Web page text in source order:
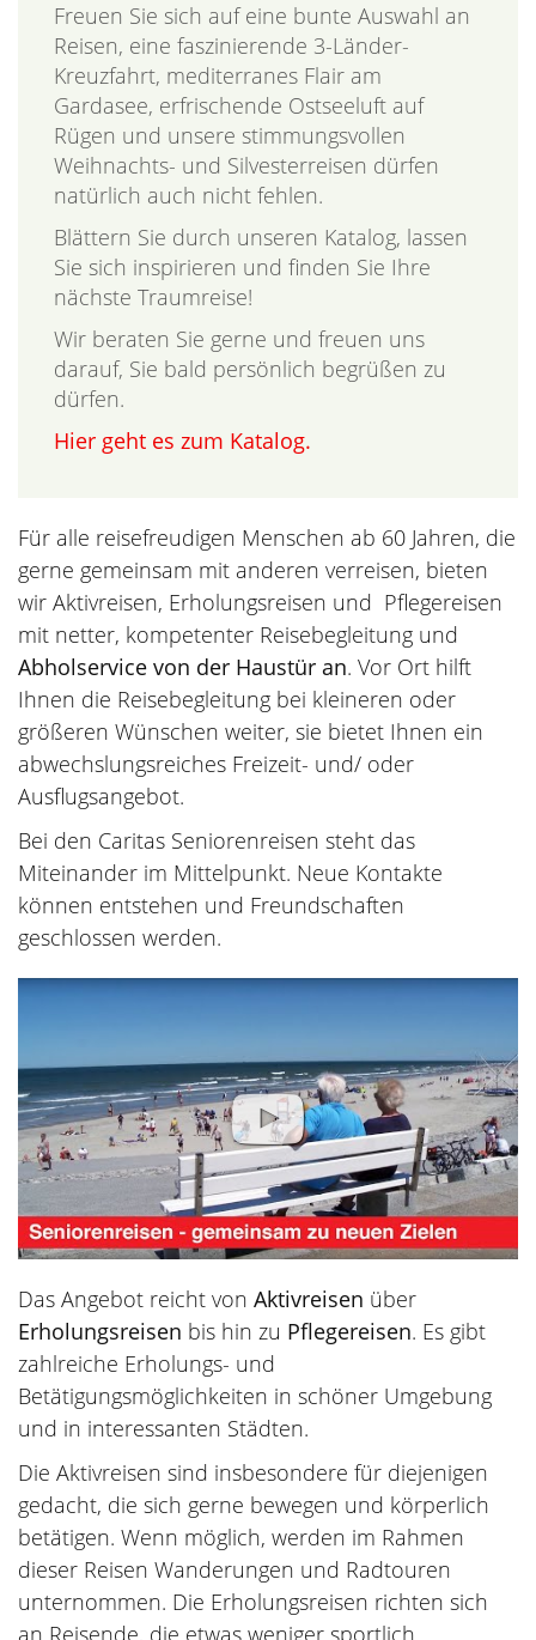
Freuen Sie sich auf eine bunte Auswahl an
Reisen, eine faszinierende 3-Länder-
Kreuzfahrt, mediterranes Flair am
Gardasee, erfrischende Ostseeluft auf
Rügen und unsere stimmungsvollen
Weihnachts- und Silvesterreisen dürfen
natürlich auch nicht fehlen.
Blättern Sie durch unseren Katalog, lassen
Sie sich inspirieren und finden Sie Ihre
nächste Traumreise!
Wir beraten Sie gerne und freuen uns
darauf, Sie bald persönlich begrüßen zu
dürfen.
Hier geht es zum Katalog.
Für alle reisefreudigen Menschen ab 60 Jahren, die
gerne gemeinsam mit anderen verreisen, bieten
wir Aktivreisen, Erholungsreisen und Pflegereisen
mit netter, kompetenter Reisebegleitung und
Abholservice von der Haustür an. Vor Ort hilft
Ihnen die Reisebegleitung bei kleineren oder
größeren Wünschen weiter, sie bietet Ihnen ein
abwechslungsreiches Freizeit- und/ oder
Ausflugsangebot.
Bei den Caritas Seniorenreisen steht das
Miteinander im Mittelpunkt. Neue Kontakte
können entstehen und Freundschaften
geschlossen werden.
Das Angebot reicht von Aktivreisen über
Erholungsreisen bis hin zu Pflegereisen. Es gibt
zahlreiche Erholungs- und
Betätigungsmöglichkeiten in schöner Umgebung
und in interessanten Städten.
Die Aktivreisen sind insbesondere für diejenigen
gedacht, die sich gerne bewegen und körperlich
betätigen. Wenn möglich, werden im Rahmen
dieser Reisen Wanderungen und Radtouren
unternommen. Die Erholungsreisen richten sich
an Reisende, die etwas weniger sportlich